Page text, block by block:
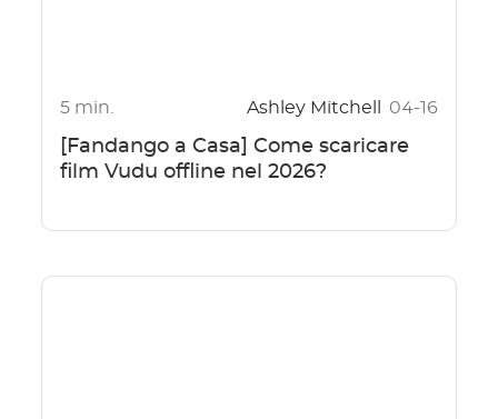
5 min. Ashley Mitchell 04-16
[Fandango a Casa] Come scaricare
film Vudu offline nel 2026?